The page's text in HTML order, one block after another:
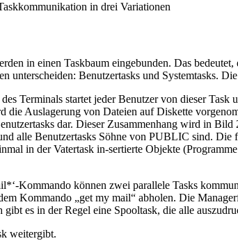
in drei Variationen
in einen Taskbaum eingebunden. Das bedeutet,
unterscheiden: Benutzertasks und Systemtasks.
Terminals startet jeder Benutzer von dieser
Auslagerung von Dateien auf Diskette
dar. Dieser Zusammenhang wird in Bild
alle Benutzertasks Söhne von PUBLIC sind. Die
in der Vatertask in-sertierte Objekte
Kommando können zwei parallele Tasks
Kommando „get my mail“ abholen. Die
es in der Regel eine Spooltask, die alle
weitergibt.